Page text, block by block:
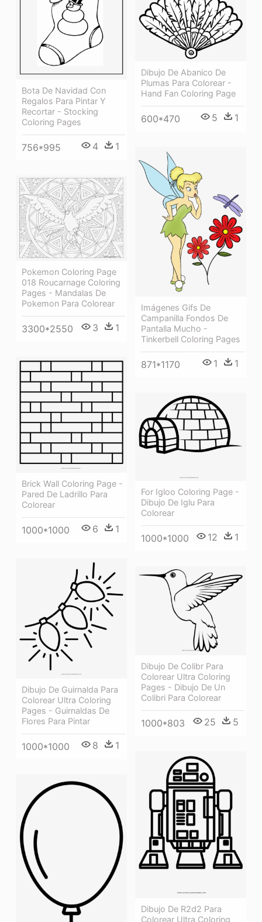
Bota De Navidad Con
Regalos Para Pintar Y
Recortar - Stocking
Coloring Pages
756*995 4 1
Dibujo De Abanico De
Plumas Para Colorear -
Hand Fan Coloring Page
600*470 5 1
Imágenes Gifs De
Campanilla Fondos De
Pantalla Mucho -
Tinkerbell Coloring Pages
871*1170 1 1
Pokemon Coloring Page
018 Roucarnage Coloring
Pages - Mandalas De
Pokemon Para Colorear
3300*2550 3 1
Brick Wall Coloring Page -
Pared De Ladrillo Para
Colorear
1000*1000 6 1
For Igloo Coloring Page -
Dibujo De Iglu Para
Colorear
1000*1000 12 1
Dibujo De Guirnalda Para
Colorear Ultra Coloring
Pages - Guirnaldas De
Flores Para Pintar
1000*1000 8 1
Dibujo De Colibr Para
Colorear Ultra Coloring
Pages - Dibujo De Un
Colibri Para Colorear
1000*803 25 5
Dibujo De R2d2 Para
Colorear Ultra Coloring